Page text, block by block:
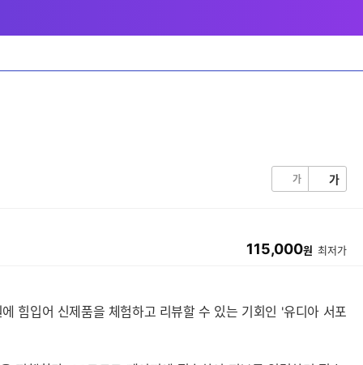
가 가
115,000원 최저가
힘입어 신제품을 체험하고 리뷰할 수 있는 기회인 '유디아 서포